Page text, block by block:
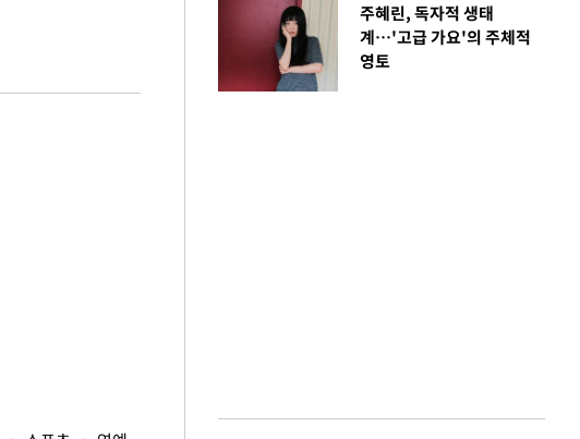
주혜린, 독자적 생태
계…'고급 가요'의 주체적
영토